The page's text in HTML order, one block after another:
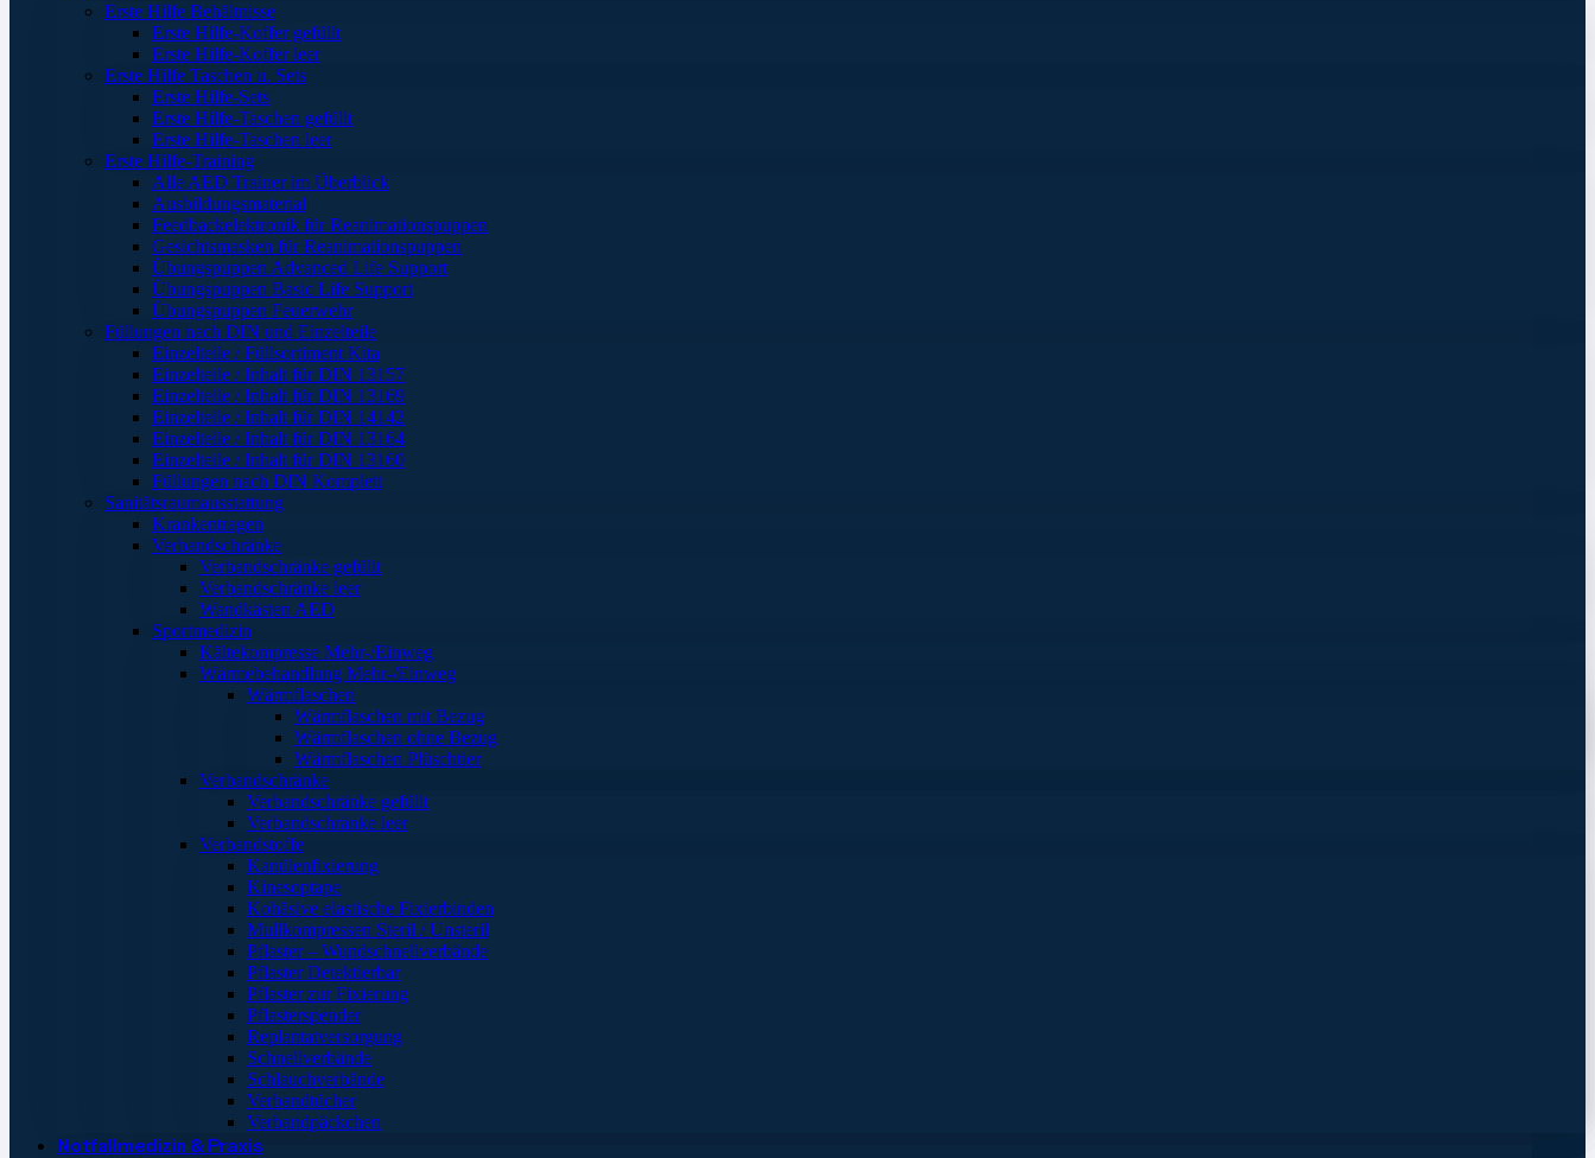
Erste Hilfe Behältnisse
Erste Hilfe-Koffer gefüllt
Erste Hilfe-Koffer leer
Erste Hilfe Taschen u. Sets
Erste Hilfe-Sets
Erste Hilfe-Taschen gefüllt
Erste Hilfe-Taschen leer
Erste Hilfe-Training
Alle AED Trainer im Überblick
Ausbildungsmaterial
Feedbackelektronik für Reanimationspuppen
Gesichtsmasken für Reanimationspuppen
Übungspuppen Advanced Life Support
Übungspuppen Basic Life Support
Übungspuppen Feuerwehr
Füllungen nach DIN und Einzelteile
Einzelteile / Füllsortiment Kita
Einzelteile / Inhalt für DIN 13157
Einzelteile / Inhalt für DIN 13169
Einzelteile / Inhalt für DIN 14142
Einzelteile / Inhalt für DIN 13164
Einzelteile / Inhalt für DIN 13160
Füllungen nach DIN Komplett
Sanitätsraumausstattung
Krankentragen
Verbandschränke
Verbandschränke gefüllt
Verbandschränke leer
Wandkästen AED
Sportmedizin
Kältekompresse Mehr-/Einweg
Wärmebehandlung Mehr-/Einweg
Wärmflaschen
Wärmflaschen mit Bezug
Wärmflaschen ohne Bezug
Wärmflaschen Plüschtier
Verbandschränke
Verbandschränke gefüllt
Verbandschränke leer
Verbandstoffe
Kanülenfixierung
Kinesoptape
Kohäsive elastische Fixierbinden
Mullkompressen Steril / Unsteril
Pflaster – Wundschnellverbände
Pflaster Detektierbar
Pflaster zur Fixierung
Pflasterspender
Replantatversorgung
Schnellverbände
Schlauchverbände
Verbandtücher
Verbandpäckchen
Notfallmedizin & Praxis